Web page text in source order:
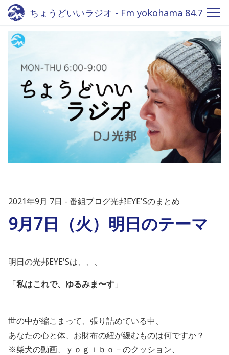
ちょうどいいラジオ - Fm yokohama 84.7
2021年9月 7日 番組ブログ光邦EYE'Sのまとめ
9月7日（火）明日のテーマ
明日の光邦EYE'Sは、、、
「私はこれで、ゆるみま〜す 」
世の中が縮こまって、張り詰めている中、
あなたの心と体、お財布の紐が緩むものは何ですか？
※柴犬の動画、ｙｏｇｉｂｏ－のクッション、